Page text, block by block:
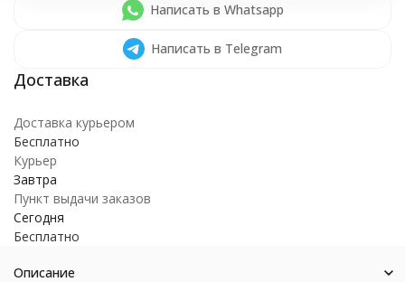
Написать в Whatsapp
Написать в Telegram
Доставка курьером
Бесплатно
Курьер
Завтра
Пункт выдачи заказов
Сегодня
Бесплатно
Описание